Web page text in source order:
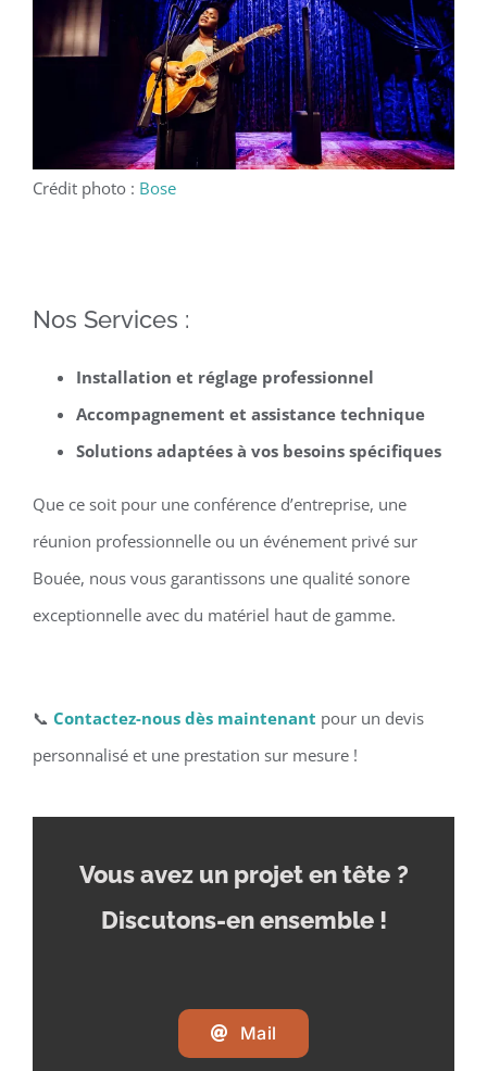
Crédit photo : Bose
Nos Services :
Installation et réglage professionnel
Accompagnement et assistance technique
Solutions adaptées à vos besoins spécifiques
Que ce soit pour une conférence d’entreprise, une
réunion professionnelle ou un événement privé sur
Bouée, nous vous garantissons une qualité sonore
exceptionnelle avec du matériel haut de gamme.
📞 Contactez-nous dès maintenant pour un devis
personnalisé et une prestation sur mesure !
Vous avez un projet en tête ?
Discutons-en ensemble !
Mail